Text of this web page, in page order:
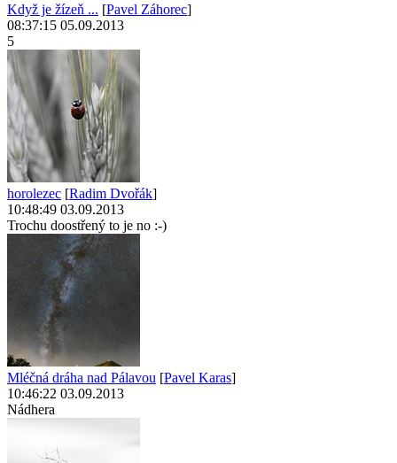
Když je žízeň ... [Pavel Záhorec]
08:37:15 05.09.2013
5
horolezec [Radim Dvořák]
10:48:49 03.09.2013
Trochu doostřený to je no :-)
Mléčná dráha nad Pálavou [Pavel Karas]
10:46:22 03.09.2013
Nádhera